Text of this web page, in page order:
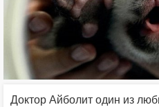
Доктор Айболит один из